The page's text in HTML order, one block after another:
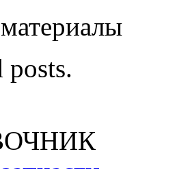
posts.